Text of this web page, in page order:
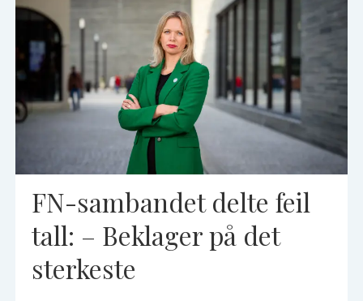
FN-sambandet delte feil
tall: – Beklager på det
sterkeste